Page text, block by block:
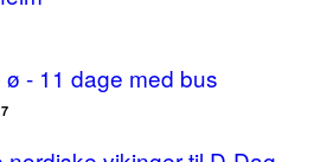
- 11 dage med bus